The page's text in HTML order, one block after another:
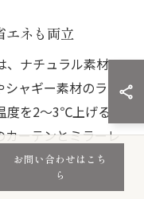
エネも両立
、ナチュラル素材の
シャギー素材のラグ
を2～3℃上げる効
カーテンとミラーレ
防ぎつつ、日中は
お問い合わせはこち
ら